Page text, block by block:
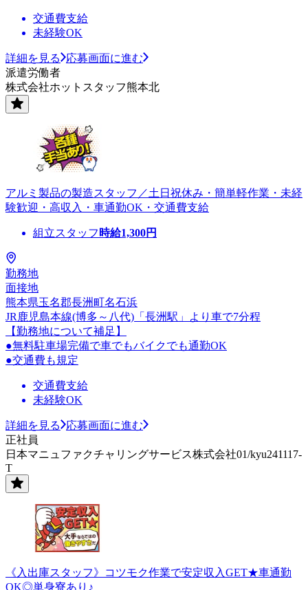
交通費支給
未経験OK
詳細を見る
応募画面に進む
派遣労働者
株式会社ホットスタッフ熊本北
アルミ製品の製造スタッフ／土日祝休み・簡単軽作業・未経
験歓迎・高収入・車通勤OK・交通費支給
組立スタッフ 時給1,300円
勤務地
面接地
熊本県玉名郡長洲町名石浜
JR鹿児島本線(博多～八代)「長洲駅」より車で7分程
【勤務地について補足】
●無料駐車場完備で車でもバイクでも通勤OK
●交通費も規定
交通費支給
未経験OK
詳細を見る
応募画面に進む
正社員
日本マニュファクチャリングサービス株式会社01/kyu241117-
T
《入出庫スタッフ》コツモク作業で安定収入GET★車通勤
OK◎単身寮あり♪